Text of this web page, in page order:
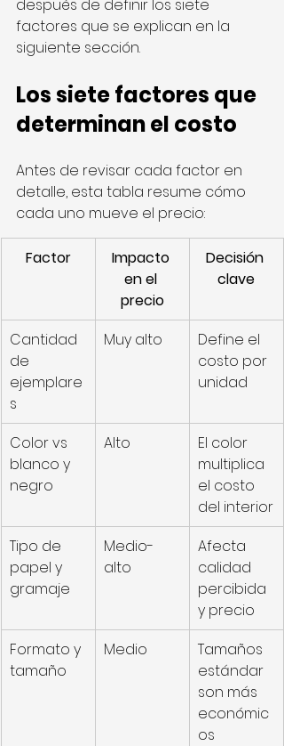
después de definir los siete
factores que se explican en la
siguiente sección.
Los siete factores que
determinan el costo
Antes de revisar cada factor en
detalle, esta tabla resume cómo
cada uno mueve el precio:
Factor
Impacto
en el
precio
Decisión
clave
Cantidad
de
ejemplare
s
Muy alto
Define el
costo por
unidad
Color vs
blanco y
negro
Alto
El color
multiplica
el costo
del interior
Tipo de
papel y
gramaje
Medio-
alto
Afecta
calidad
percibida
y precio
Formato y
tamaño
Medio
Tamaños
estándar
son más
económic
os